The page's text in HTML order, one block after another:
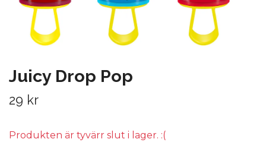
Juicy Drop Pop
29 kr
Produkten är tyvärr slut i lager. :(